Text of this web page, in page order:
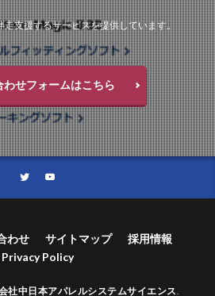
支援するサービスを提供しています。
わせフォームはこちら
わせ サイトマップ
採用情報
Privacy Policy
社中日本アパレルシステムサイエンス